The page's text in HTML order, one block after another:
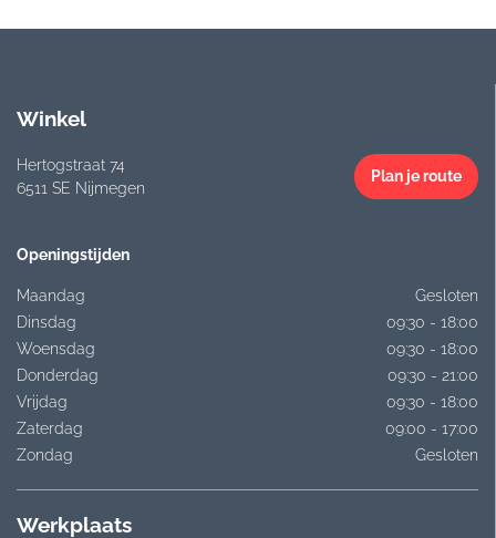
Winkel
Hertogstraat 74
6511 SE Nijmegen
Plan je route
Openingstijden
Maandag
Gesloten
Dinsdag
09:30 - 18:00
Woensdag
09:30 - 18:00
Donderdag
09:30 - 21:00
Vrijdag
09:30 - 18:00
Zaterdag
09:00 - 17:00
Zondag
Gesloten
Werkplaats